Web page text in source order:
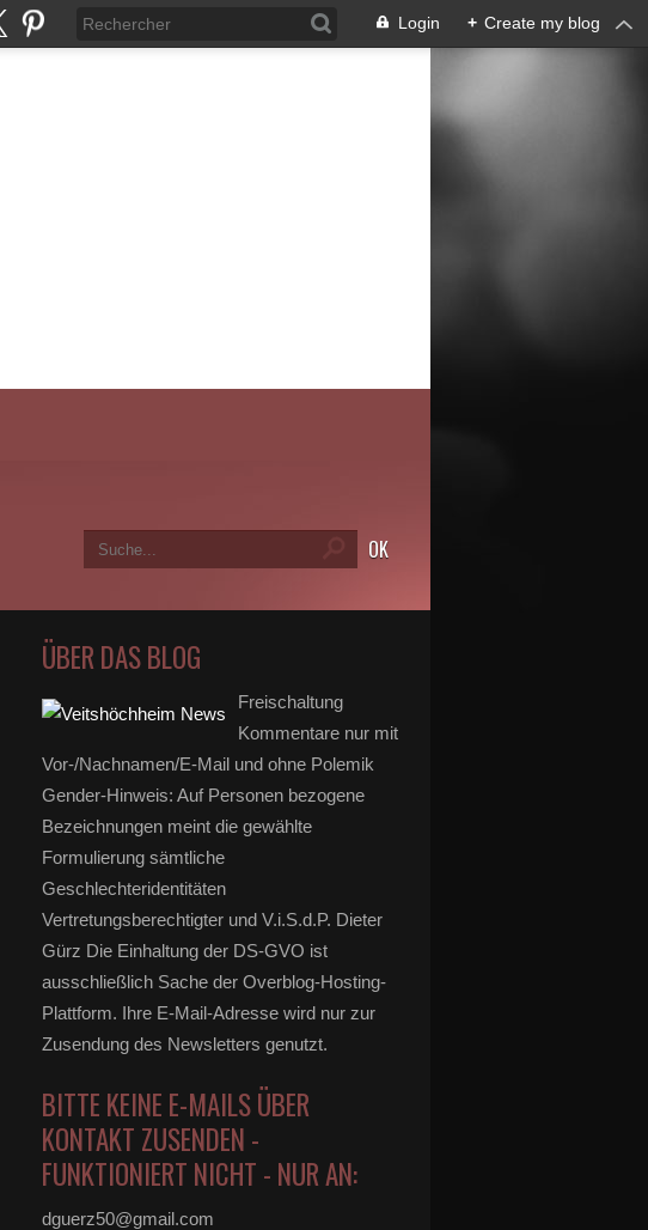
Login + Create my blog
ÜBER DAS BLOG
Freischaltung
Kommentare nur mit
Vor-/Nachnamen/E-Mail und ohne Polemik
Gender-Hinweis: Auf Personen bezogene
Bezeichnungen meint die gewählte
Formulierung sämtliche
Geschlechteridentitäten
Vertretungsberechtigter und V.i.S.d.P. Dieter
Gürz Die Einhaltung der DS-GVO ist
ausschließlich Sache der Overblog-Hosting-
Plattform. Ihre E-Mail-Adresse wird nur zur
Zusendung des Newsletters genutzt.
BITTE KEINE E-MAILS ÜBER
KONTAKT ZUSENDEN -
FUNKTIONIERT NICHT - NUR AN:
dguerz50@gmail.com